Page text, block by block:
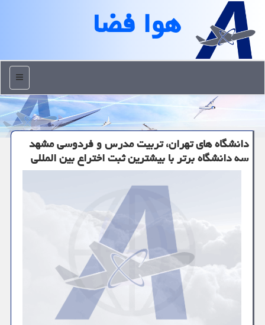
هوا فضا
منو
دانشگاه های تهران، تربیت مدرس و فردوسی مشهد
سه دانشگاه برتر با بیشترین ثبت اختراع بین المللی